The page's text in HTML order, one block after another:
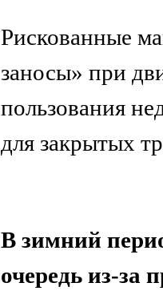
Рискованные
заносы» при
пользования
для закрытых
В зимний
очередь из-за